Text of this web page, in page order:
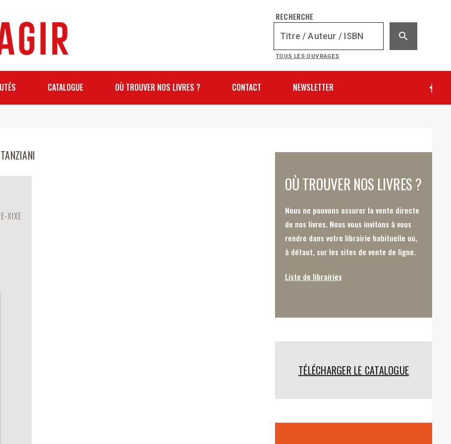
RECHERCHE
search
TOUS LES OUVRAGES
CATALOGUE OÙ TROUVER NOS LIVRES ? CONTACT NEWSLETTER
XIXE
OÙ TROUVER NOS LIVRES ?
Nous ne pouvons assurer la vente directe
de nos livres. Nous vous invitons à vous
rendre dans votre librairie habituelle ou,
à défaut, sur les sites de vente de ligne.
Liste de librairies
TÉLÉCHARGER LE CATALOGUE